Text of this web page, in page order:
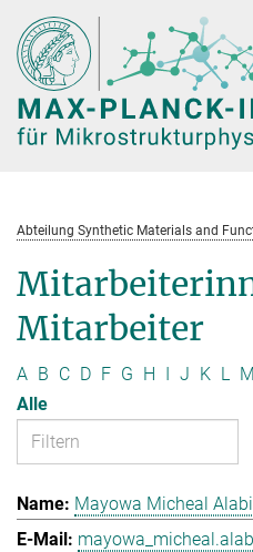
Hauptinhalt
Abteilung Synthetic Materials and
Mitarbeiter
A B C D F G H I J K L M
Alle
Mayowa Micheal Alabi